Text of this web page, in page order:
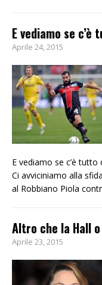
E vediamo se
Aprile 24, 2015
E vediamo se c’è
Ci avviciniamo alla
al Robbiano Piola
Altro che la Hall
Aprile 23, 2015